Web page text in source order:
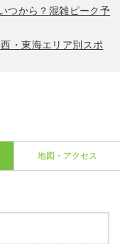
つから？混雑ピーク予
・東海エリア別スポ
地図・アクセス